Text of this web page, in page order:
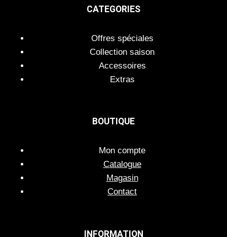
CATEGORIES
Offres spéciales
Collection saison
Accessoires
Extras
BOUTIQUE
Mon compte
Catalogue
Magasin
Contact
INFORMATION